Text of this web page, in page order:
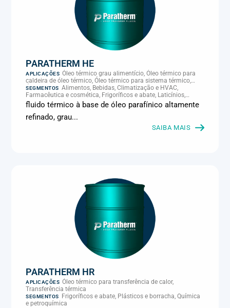
PARATHERM HE
APLICAÇÕES Óleo térmico grau alimentício, Óleo térmico para
caldeira de óleo térmico, Óleo térmico para sistema térmico,
Óleo térmico para transferência de calor, Transferência térmica
SEGMENTOS Alimentos, Bebidas, Climatização e HVAC,
Farmacêutica e cosmética, Frigoríficos e abate, Laticínios,
Panificação, Química e petroquímica, Supermercados e
refrigeração comercial
fluido térmico à base de óleo parafínico altamente
refinado, grau...
SAIBA MAIS
PARATHERM HR
APLICAÇÕES Óleo térmico para transferência de calor,
Transferência térmica
SEGMENTOS
Frigoríficos e abate, Plásticos e borracha, Química
e petroquímica